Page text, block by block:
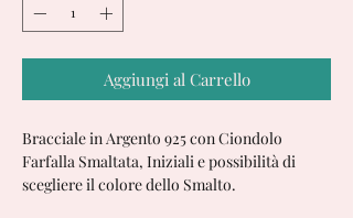
Aggiungi al Carrello
Bracciale in Argento 925 con Ciondolo
Farfalla Smaltata, Iniziali e possibilità di
scegliere il colore dello Smalto.